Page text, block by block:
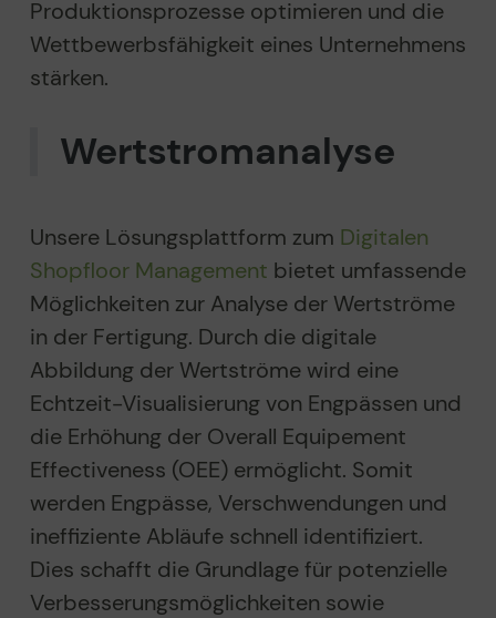
Produktionsprozesse optimieren und die
Wettbewerbsfähigkeit eines Unternehmens
stärken.
Wertstrom­analyse
Unsere Lösungsplattform zum Digitalen
Shopfloor Management bietet umfassende
Möglichkeiten zur Analyse der Wertströme
in der Fertigung. Durch die digitale
Abbildung der Wertströme wird eine
Echtzeit-Visualisierung von Engpässen und
die Erhöhung der Overall Equipement
Effectiveness (OEE) ermöglicht. Somit
werden Engpässe, Verschwendungen und
ineffiziente Abläufe schnell identifiziert.
Dies schafft die Grundlage für potenzielle
Verbesserungsmöglichkeiten sowie